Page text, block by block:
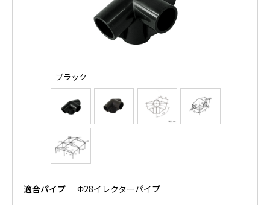
ブラック
適合パイプ
Φ28イレクターパイプ